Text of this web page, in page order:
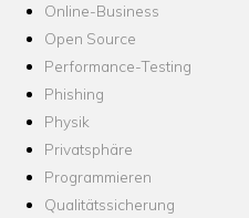
Online-Business
Open Source
Performance-Testing
Phishing
Physik
Privatsphäre
Programmieren
Qualitätssicherung